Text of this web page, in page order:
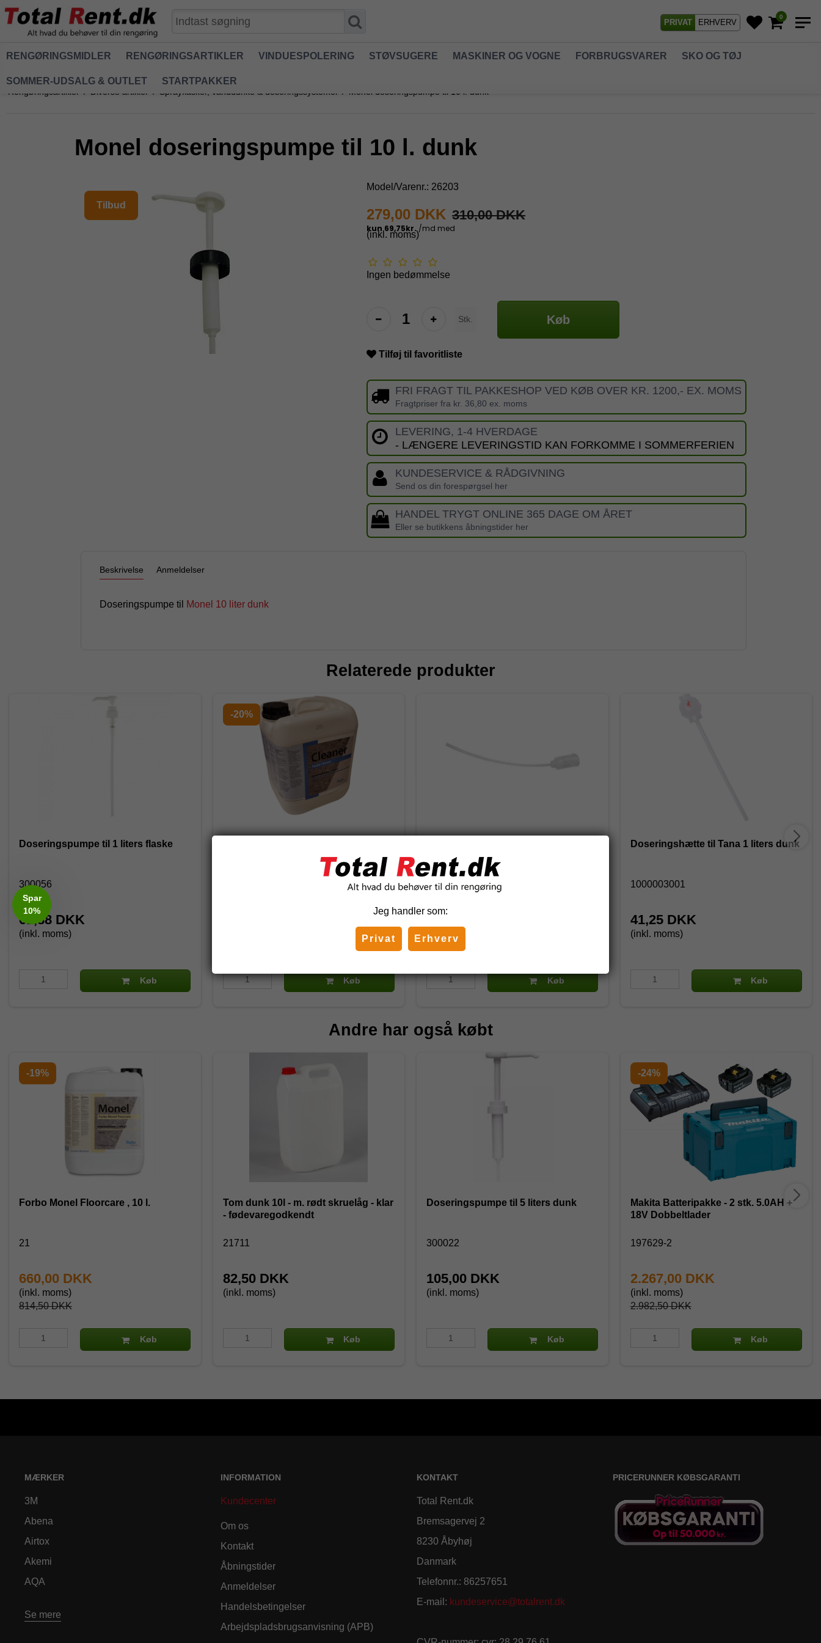
PRIVAT ERHVERV
0
RENGØRINGSMIDLER RENGØRINGSARTIKLER VINDUESPOLERING STØVSUGERE MASKINER OG VOGNE FORBRUGSVARER SKO OG TØJ
SOMMER-UDSALG & OUTLET STARTPAKKER
Rengøringsartikler / Diverse artikler / Sprayflasker, vanddunke & doseringssystemer / Monel doseringspumpe til 10 l. dunk
Monel doseringspumpe til 10 l. dunk
Tilbud
Model/Varenr.: 26203
279,00 DKK 310,00 DKK
(inkl. moms)
Ingen bedømmelse
Stk. Køb
Tilføj til favoritliste
FRI FRAGT TIL PAKKESHOP VED KØB OVER KR. 1200,- EX. MOMS
Fragtpriser fra kr. 36,80 ex. moms
LEVERING, 1-4 HVERDAGE
- LÆNGERE LEVERINGSTID KAN FORKOMME I SOMMERFERIEN
KUNDESERVICE & RÅDGIVNING
Send os din forespørgsel her
HANDEL TRYGT ONLINE 365 DAGE OM ÅRET
Eller se butikkens åbningstider her
Beskrivelse Anmeldelser
Doseringspumpe til Monel 10 liter dunk
Relaterede produkter
Doseringspumpe til 1 liters flaske
300056
61,88 DKK
(inkl. moms)
Køb
-20%
Køb
7510410
40,00 DKK
(inkl. moms)
Køb
Doseringshætte til Tana 1 liters dunk
1000003001
41,25 DKK
(inkl. moms)
Køb
Andre har også købt
-19%
Forbo Monel Floorcare , 10 l.
21
814,50 DKK
660,00 DKK
(inkl. moms)
Køb
Tom dunk 10l - m. rødt skruelåg - klar
- fødevaregodkendt
21711
82,50 DKK
(inkl. moms)
Køb
Doseringspumpe til 5 liters dunk
300022
105,00 DKK
(inkl. moms)
Køb
-24%
Makita Batteripakke - 2 stk. 5.0AH +
18V Dobbeltlader
197629-2
2.982,50 DKK
2.267,00 DKK
(inkl. moms)
Køb
MÆRKER
3M
Abena
Airtox
Akemi
AQA
Se mere
INFORMATION
Kundecenter
Om os
Kontakt
Åbningstider
Anmeldelser
Handelsbetingelser
Arbejdspladsbrugsanvisning (APB)
KONTAKT
Total Rent.dk
Bremsagervej 2
8230 Åbyhøj
Danmark
Telefonnr.: 86257651
E-mail : kundeservice@totalrent.dk
PRICERUNNER KØBSGARANTI
Jeg handler som:
Privat Erhverv
Spar
10%